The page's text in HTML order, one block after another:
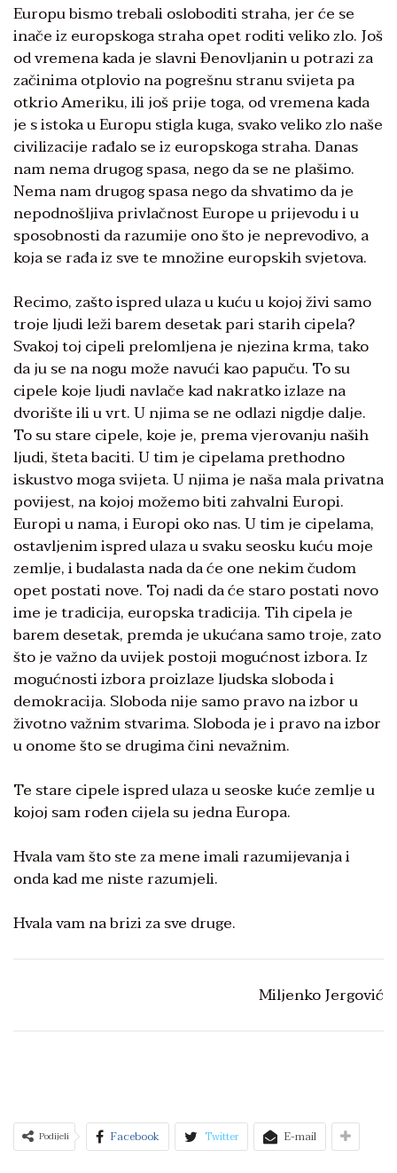
Europu bismo trebali osloboditi straha, jer će se
inače iz europskoga straha opet roditi veliko zlo. Još
od vremena kada je slavni Đenovljanin u potrazi za
začinima otplovio na pogrešnu stranu svijeta pa
otkrio Ameriku, ili još prije toga, od vremena kada
je s istoka u Europu stigla kuga, svako veliko zlo naše
civilizacije rađalo se iz europskoga straha. Danas
nam nema drugog spasa, nego da se ne plašimo.
Nema nam drugog spasa nego da shvatimo da je
nepodnošljiva privlačnost Europe u prijevodu i u
sposobnosti da razumije ono što je neprevodivo, a
koja se rađa iz sve te množine europskih svjetova.
Recimo, zašto ispred ulaza u kuću u kojoj živi samo
troje ljudi leži barem desetak pari starih cipela?
Svakoj toj cipeli prelomljena je njezina krma, tako
da ju se na nogu može navući kao papuču. To su
cipele koje ljudi navlače kad nakratko izlaze na
dvorište ili u vrt. U njima se ne odlazi nigdje dalje.
To su stare cipele, koje je, prema vjerovanju naših
ljudi, šteta baciti. U tim je cipelama prethodno
iskustvo moga svijeta. U njima je naša mala privatna
povijest, na kojoj možemo biti zahvalni Europi.
Europi u nama, i Europi oko nas. U tim je cipelama,
ostavljenim ispred ulaza u svaku seosku kuću moje
zemlje, i budalasta nada da će one nekim čudom
opet postati nove. Toj nadi da će staro postati novo
ime je tradicija, europska tradicija. Tih cipela je
barem desetak, premda je ukućana samo troje, zato
što je važno da uvijek postoji mogućnost izbora. Iz
mogućnosti izbora proizlaze ljudska sloboda i
demokracija. Sloboda nije samo pravo na izbor u
životno važnim stvarima. Sloboda je i pravo na izbor
u onome što se drugima čini nevažnim.
Te stare cipele ispred ulaza u seoske kuće zemlje u
kojoj sam rođen cijela su jedna Europa.
Hvala vam što ste za mene imali razumijevanja i
onda kad me niste razumjeli.
Hvala vam na brizi za sve druge.
Miljenko Jergović
Podijeli Facebook Twitter E-mail